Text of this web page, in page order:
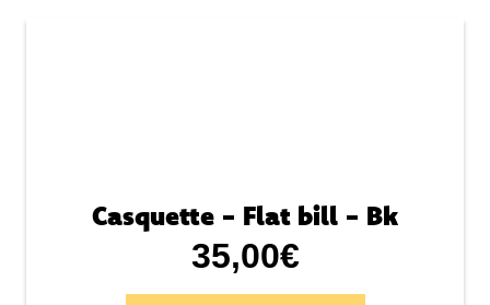
Casquette - Flat bill - Bk
35,00€